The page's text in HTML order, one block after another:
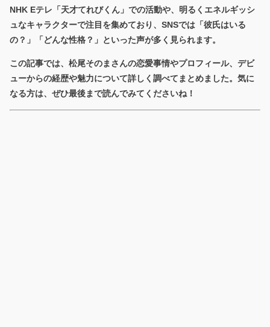
NHK Eテレ「天才てれびくん」での活動や、明るくエネルギッシ
ュなキャラクターで注目を集めており、SNSでは「彼氏はいる
の？」「どんな性格？」といった声が多く見られます。
この記事では、松尾そのまさんの恋愛事情やプロフィール、デビ
ューからの経歴や魅力について詳しく調べてまとめました。気に
なる方は、ぜひ最後まで読んでみてくださいね！